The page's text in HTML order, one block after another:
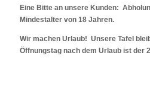
Eine Bitte an unsere Kunden:
Mindestalter von 18 Jahren.
Wir machen Urlaub! Unsere Tafel
Öffnungstag nach dem Urlaub ist der